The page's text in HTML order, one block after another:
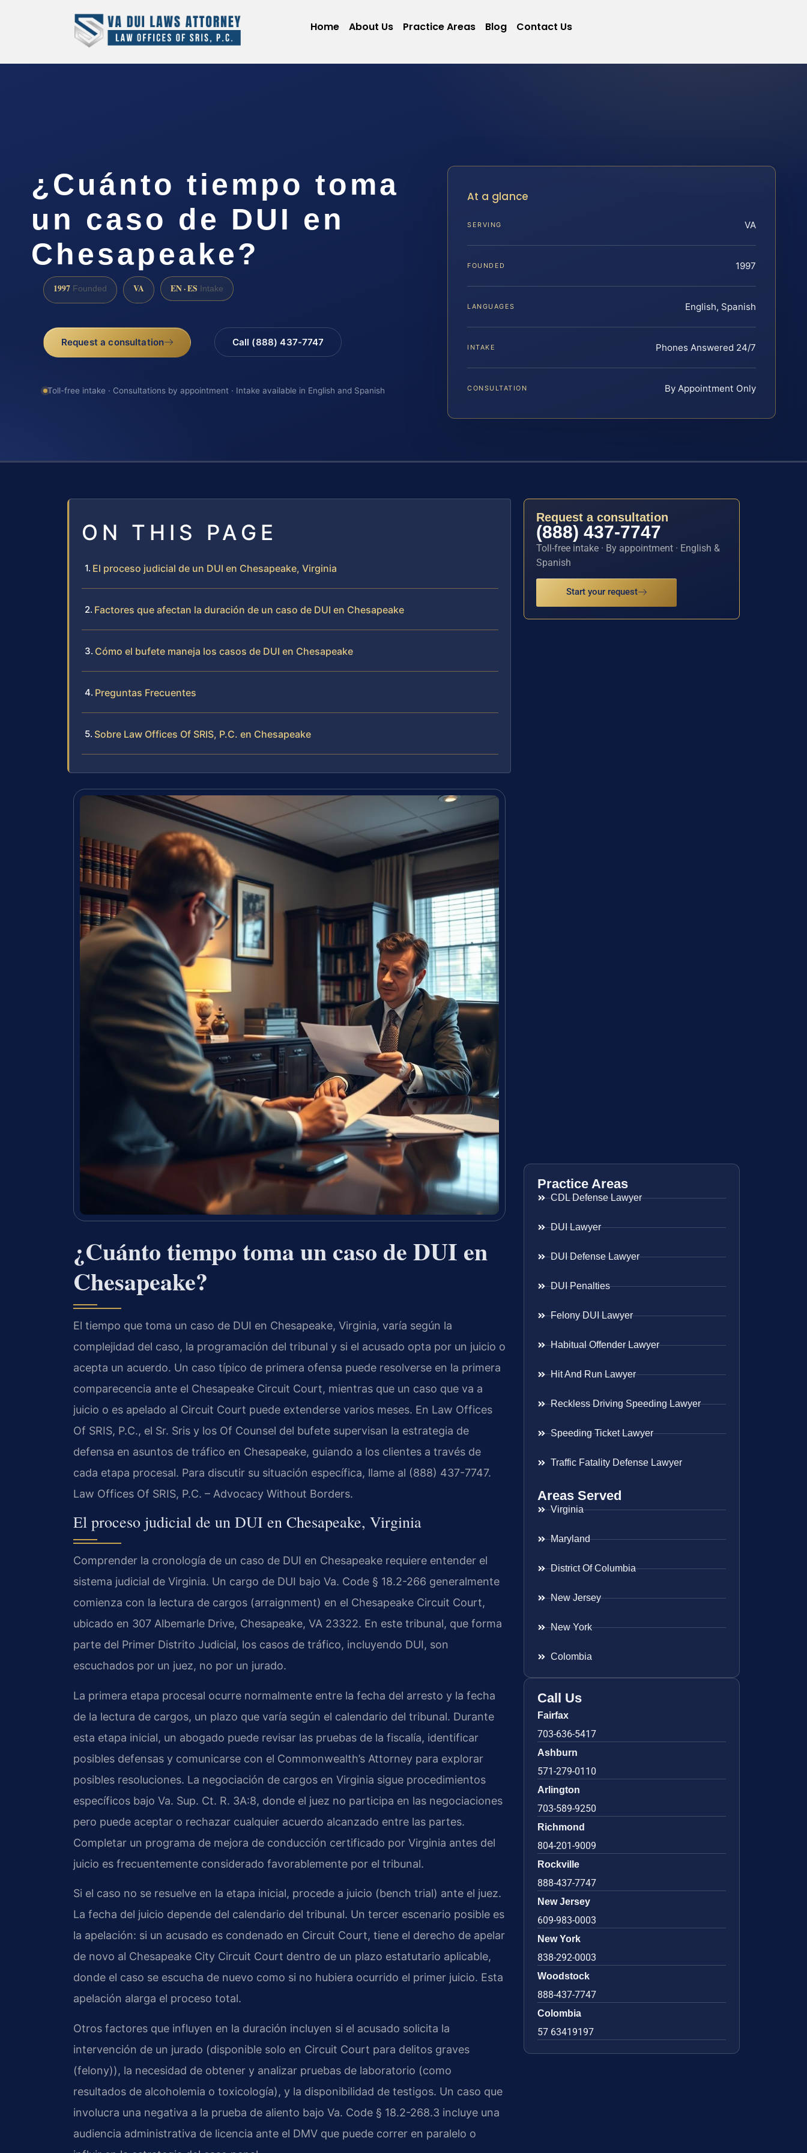
Home About Us Practice Areas Blog Contact Us
¿Cuánto tiempo toma
un caso de DUI en
Chesapeake?
1997 Founded VA EN · ES Intake
Request a consultation Call (888) 437-7747
Toll-free intake · Consultations by appointment · Intake available in English and Spanish
At a glance
SERVING VA
FOUNDED 1997
LANGUAGES English, Spanish
INTAKE Phones Answered 24/7
CONSULTATION By Appointment Only
ON THIS PAGE
El proceso judicial de un DUI en Chesapeake, Virginia
Factores que afectan la duración de un caso de DUI en Chesapeake
Cómo el bufete maneja los casos de DUI en Chesapeake
Preguntas Frecuentes
Sobre Law Offices Of SRIS, P.C. en Chesapeake
¿Cuánto tiempo toma un caso de DUI en
Chesapeake?
El tiempo que toma un caso de DUI en Chesapeake, Virginia, varía según la
complejidad del caso, la programación del tribunal y si el acusado opta por un juicio o
acepta un acuerdo. Un caso típico de primera ofensa puede resolverse en la primera
comparecencia ante el Chesapeake Circuit Court, mientras que un caso que va a
juicio o es apelado al Circuit Court puede extenderse varios meses. En Law Offices
Of SRIS, P.C., el Sr. Sris y los Of Counsel del bufete supervisan la estrategia de
defensa en asuntos de tráfico en Chesapeake, guiando a los clientes a través de
cada etapa procesal. Para discutir su situación específica, llame al (888) 437-7747.
Law Offices Of SRIS, P.C. – Advocacy Without Borders.
El proceso judicial de un DUI en Chesapeake, Virginia
Comprender la cronología de un caso de DUI en Chesapeake requiere entender el
sistema judicial de Virginia. Un cargo de DUI bajo Va. Code § 18.2-266 generalmente
comienza con la lectura de cargos (arraignment) en el Chesapeake Circuit Court,
ubicado en 307 Albemarle Drive, Chesapeake, VA 23322. En este tribunal, que forma
parte del Primer Distrito Judicial, los casos de tráfico, incluyendo DUI, son
escuchados por un juez, no por un jurado.
La primera etapa procesal ocurre normalmente entre la fecha del arresto y la fecha
de la lectura de cargos, un plazo que varía según el calendario del tribunal. Durante
esta etapa inicial, un abogado puede revisar las pruebas de la fiscalía, identificar
posibles defensas y comunicarse con el Commonwealth’s Attorney para explorar
posibles resoluciones. La negociación de cargos en Virginia sigue procedimientos
específicos bajo Va. Sup. Ct. R. 3A:8, donde el juez no participa en las negociaciones
pero puede aceptar o rechazar cualquier acuerdo alcanzado entre las partes.
Completar un programa de mejora de conducción certificado por Virginia antes del
juicio es frecuentemente considerado favorablemente por el tribunal.
Si el caso no se resuelve en la etapa inicial, procede a juicio (bench trial) ante el juez.
La fecha del juicio depende del calendario del tribunal. Un tercer escenario posible es
la apelación: si un acusado es condenado en Circuit Court, tiene el derecho de apelar
de novo al Chesapeake City Circuit Court dentro de un plazo estatutario aplicable,
donde el caso se escucha de nuevo como si no hubiera ocurrido el primer juicio. Esta
apelación alarga el proceso total.
Otros factores que influyen en la duración incluyen si el acusado solicita la
intervención de un jurado (disponible solo en Circuit Court para delitos graves
(felony)), la necesidad de obtener y analizar pruebas de laboratorio (como
resultados de alcoholemia o toxicología), y la disponibilidad de testigos. Un caso que
involucra una negativa a la prueba de aliento bajo Va. Code § 18.2-268.3 incluye una
audiencia administrativa de licencia ante el DMV que puede correr en paralelo o
Request a consultation
(888) 437-7747
Toll-free intake · By appointment · English &
Spanish
Start your request
Practice Areas
CDL Defense Lawyer
DUI Lawyer
DUI Defense Lawyer
DUI Penalties
Felony DUI Lawyer
Habitual Offender Lawyer
Hit And Run Lawyer
Reckless Driving Speeding Lawyer
Speeding Ticket Lawyer
Traffic Fatality Defense Lawyer
Areas Served
Virginia
Maryland
District Of Columbia
New Jersey
New York
Colombia
Call Us
Fairfax
703-636-5417
Ashburn
571-279-0110
Arlington
703-589-9250
Richmond
804-201-9009
Rockville
888-437-7747
New Jersey
609-983-0003
New York
838-292-0003
Woodstock
888-437-7747
Colombia
57 63419197